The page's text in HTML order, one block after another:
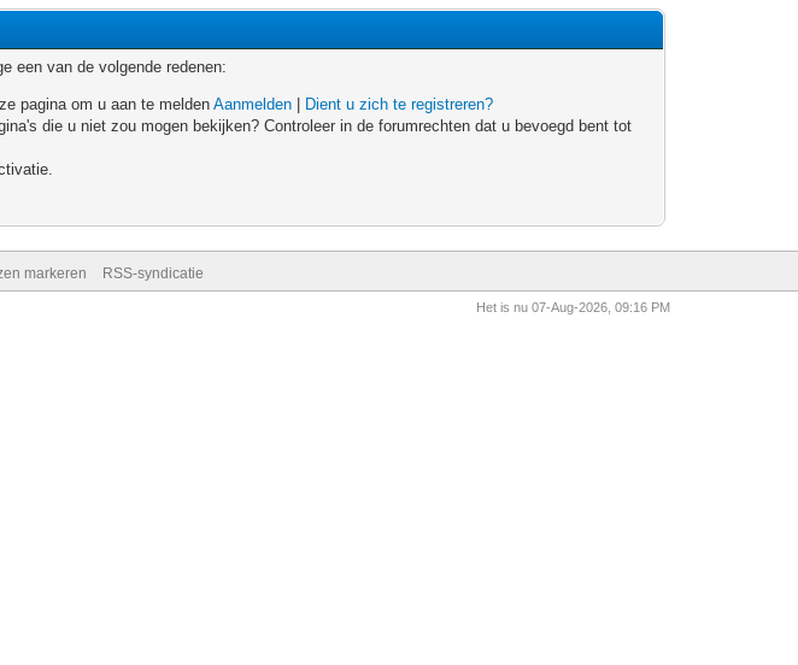
een van de volgende redenen:
pagina om u aan te meldenAanmelden
Dient u zich te registreren?
die u niet zou mogen bekijken? Controleer in de forumrechten dat u bevoegd bent tot
markeren RSS-syndicatie
Het is nu 07-Aug-2026, 09:16 PM